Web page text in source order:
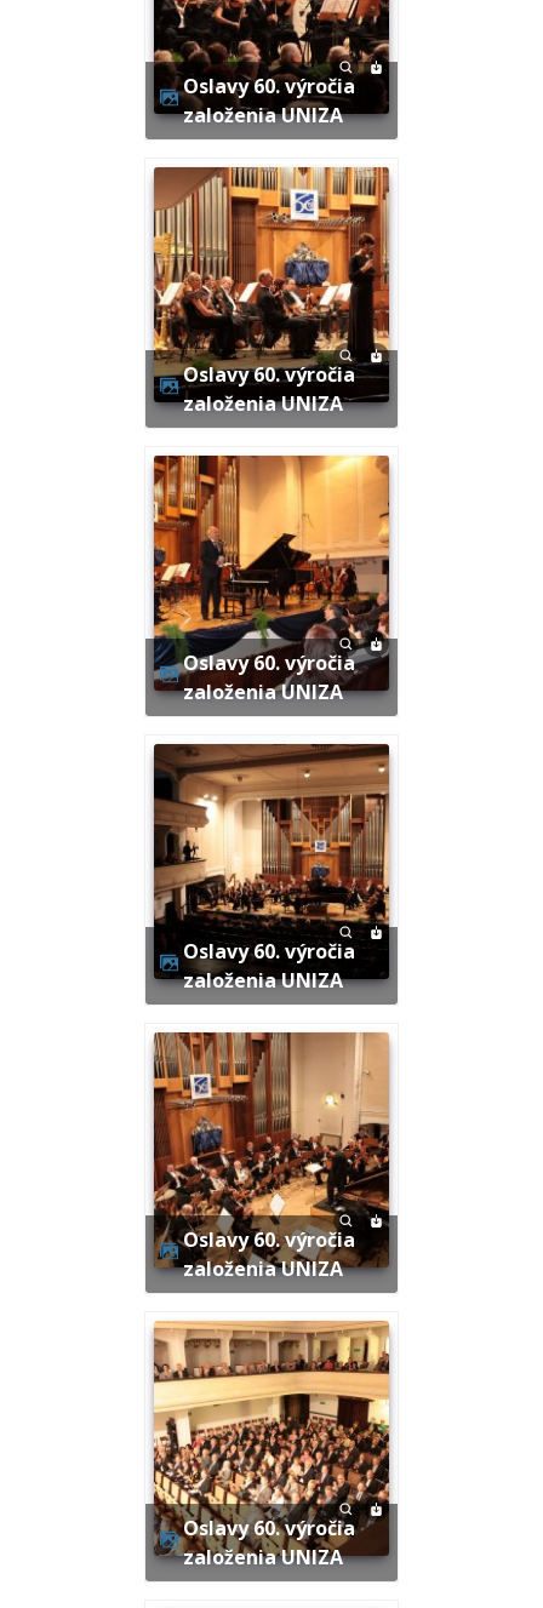
Oslavy 60. výročia
založenia UNIZA
Oslavy 60. výročia
založenia UNIZA
Oslavy 60. výročia
založenia UNIZA
Oslavy 60. výročia
založenia UNIZA
Oslavy 60. výročia
založenia UNIZA
Oslavy 60. výročia
založenia UNIZA